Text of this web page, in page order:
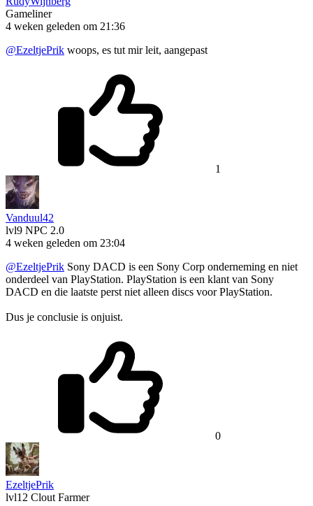
Gameliner
4 weken geleden om 21:36
@EzeltjePrik woops, es tut mir leit, aangepast
1
Vanduul42
lvl9 NPC 2.0
4 weken geleden om 23:04
@EzeltjePrik Sony DACD is een Sony Corp onderneming en niet
onderdeel van PlayStation. PlayStation is een klant van Sony
DACD en die laatste perst niet alleen discs voor PlayStation.
Dus je conclusie is onjuist.
0
EzeltjePrik
lvl12 Clout Farmer